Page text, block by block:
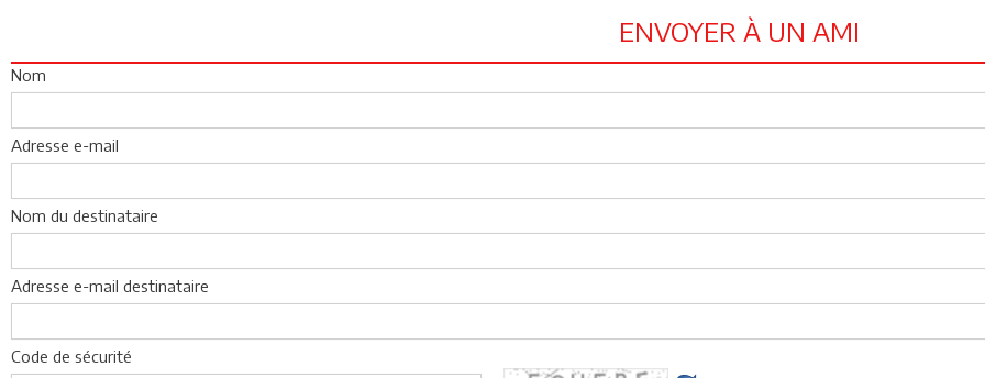
ENVOYER À UN AMI
Nom
Adresse e-mail
Nom du destinataire
Adresse e-mail destinataire
Code de sécurité